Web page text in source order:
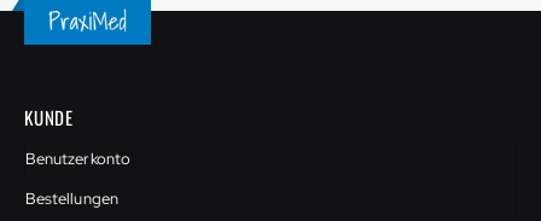
KUNDE
Benutzerkonto
Bestellungen